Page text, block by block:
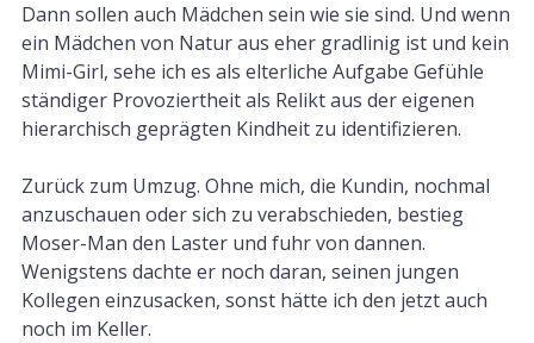
Dann sollen auch Mädchen sein wie sie sind. Und wenn
ein Mädchen von Natur aus eher gradlinig ist und kein
Mimi-Girl, sehe ich es als elterliche Aufgabe Gefühle
ständiger Provoziertheit als Relikt aus der eigenen
hierarchisch geprägten Kindheit zu identifizieren.
Zurück zum Umzug. Ohne mich, die Kundin, nochmal
anzuschauen oder sich zu verabschieden, bestieg
Moser-Man den Laster und fuhr von dannen.
Wenigstens dachte er noch daran, seinen jungen
Kollegen einzusacken, sonst hätte ich den jetzt auch
noch im Keller.